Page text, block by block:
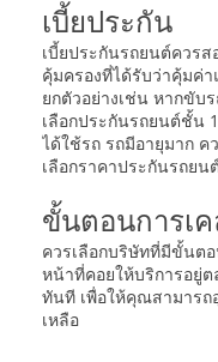
เบี้ยประกัน
เบี้ยประกันรถยนต์ควร
คุ้มครองที่ได้รับว่าคุ้มค่
ยกตัวอย่างเช่น หากขับ
เลือกประกันรถยนต์ชั้น
ได้ใช้รถ รถมีอายุมาก ค
เลือกราคาประกันรถยน
ขั้นตอนการเ
ควรเลือกบริษัทที่มีขั้นตอ
หน้าที่คอยให้บริการอยู่ต
ทันที เพื่อให้คุณสามารถ
เหลือ